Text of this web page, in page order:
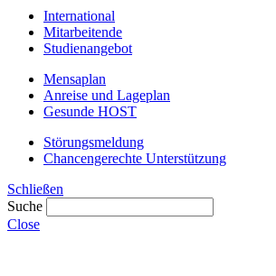
International
Mitarbeitende
Studienangebot
Mensaplan
Anreise und Lageplan
Gesunde HOST
Störungsmeldung
Chancengerechte Unterstützung
Schließen
Suche
Close